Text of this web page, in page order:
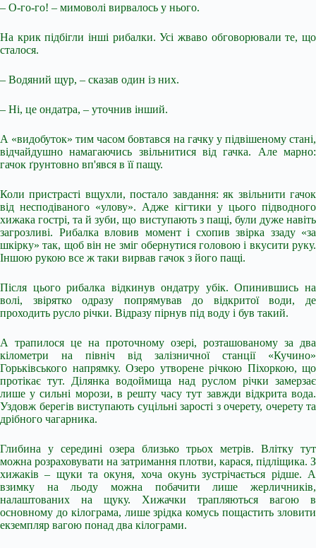
– О-го-го! – мимоволі вирвалось у нього.
На крик підбігли інші рибалки. Усі жваво обговорювали те, що
сталося.
– Водяний щур, – сказав один із них.
– Ні, це ондатра, – уточнив інший.
А «видобуток» тим часом бовтався на гачку у підвішеному стані,
відчайдушно намагаючись звільнитися від гачка. Але марно:
гачок ґрунтовно вп'явся в її пащу.
Коли пристрасті вщухли, постало завдання: як звільнити гачок
від несподіваного «улову». Адже кігтики у цього підводного
хижака гострі, та й зуби, що виступають з пащі, були дуже навіть
загрозливі. Рибалка вловив момент і схопив звірка ззаду «за
шкірку» так, щоб він не зміг обернутися головою і вкусити руку.
Іншою рукою все ж таки вирвав гачок з його пащі.
Після цього рибалка відкинув ондатру убік. Опинившись на
волі, звірятко одразу попрямував до відкритої води, де
проходить русло річки. Відразу пірнув під воду і був такий.
А трапилося це на проточному озері, розташованому за два
кілометри на північ від залізничної станції «Кучино»
Горьківського напрямку. Озеро утворене річкою Піхоркою, що
протікає тут. Ділянка водоймища над руслом річки замерзає
лише у сильні морози, в решту часу тут завжди відкрита вода.
Уздовж берегів виступають суцільні зарості з очерету, очерету та
дрібного чагарника.
Глибина у середині озера близько трьох метрів. Влітку тут
можна розраховувати на затримання плотви, карася, підліщика. З
хижаків – щуки та окуня, хоча окунь зустрічається рідше. А
взимку на льоду можна побачити лише жерличників,
налаштованих на щуку. Хижачки трапляються вагою в
основному до кілограма, лише зрідка комусь пощастить зловити
екземпляр вагою понад два кілограми.